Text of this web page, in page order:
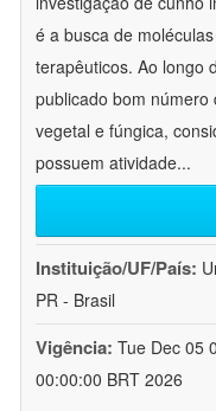
é a busca de
terapêuticos. Ao longo
publicado bom
vegetal e fúngica,
possuem atividade...
Instituição/UF/País:
PR - Brasil
Vigência: Tue Dec 05
00:00:00 BRT 2026